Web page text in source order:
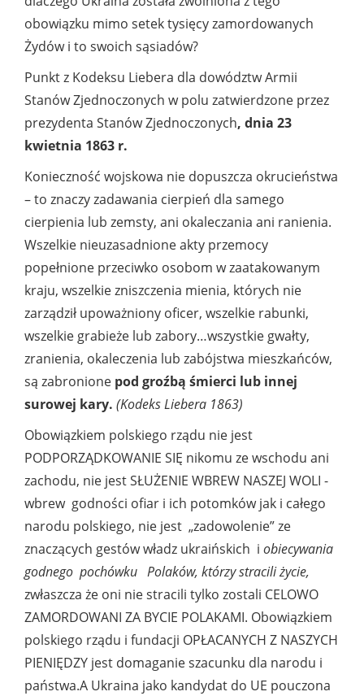
obowiązku mimo setek tysięcy zamordowanych
Żydów i to swoich sąsiadów?
Punkt z Kodeksu Liebera dla dowództw Armii
Stanów Zjednoczonych w polu zatwierdzone przez
prezydenta Stanów Zjednoczonych, dnia 23
kwietnia 1863 r.
Konieczność wojskowa nie dopuszcza okrucieństwa
– to znaczy zadawania cierpień dla samego
cierpienia lub zemsty, ani okaleczania ani ranienia.
Wszelkie nieuzasadnione akty przemocy
popełnione przeciwko osobom w zaatakowanym
kraju, wszelkie zniszczenia mienia, których nie
zarządził upoważniony oficer, wszelkie rabunki,
wszelkie grabieże lub zabory…wszystkie gwałty,
zranienia, okaleczenia lub zabójstwa mieszkańców,
są zabronione pod groźbą śmierci lub innej
surowej kary. (Kodeks Liebera 1863)
Obowiązkiem polskiego rządu nie jest
PODPORZĄDKOWANIE SIĘ nikomu ze wschodu ani
zachodu, nie jest SŁUŻENIE WBREW NASZEJ WOLI -
wbrew godności ofiar i ich potomków jak i całego
narodu polskiego, nie jest „zadowolenie” ze
znaczących gestów władz ukraińskich i obiecywania
godnego pochówku Polaków, którzy stracili życie,
zwłaszcza że oni nie stracili tylko zostali CELOWO
ZAMORDOWANI ZA BYCIE POLAKAMI. Obowiązkiem
polskiego rządu i fundacji OPŁACANYCH Z NASZYCH
PIENIĘDZY jest domaganie szacunku dla narodu i
państwa.A Ukraina jako kandydat do UE pouczona